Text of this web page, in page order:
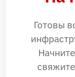
Готовы